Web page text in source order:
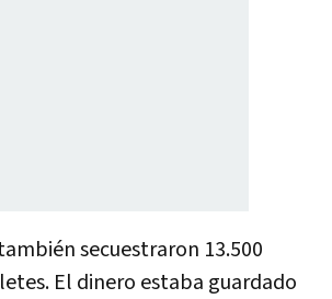
secuestraron 13.500
El dinero estaba guardado